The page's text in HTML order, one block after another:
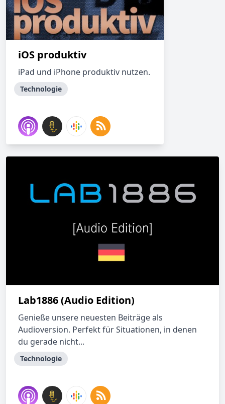
iOS produktiv
iPad und iPhone produktiv nutzen.
Technologie
Lab1886 (Audio Edition)
Genieße unsere neuesten Beiträge als
Audioversion. Perfekt für Situationen, in denen
du gerade nicht...
Technologie